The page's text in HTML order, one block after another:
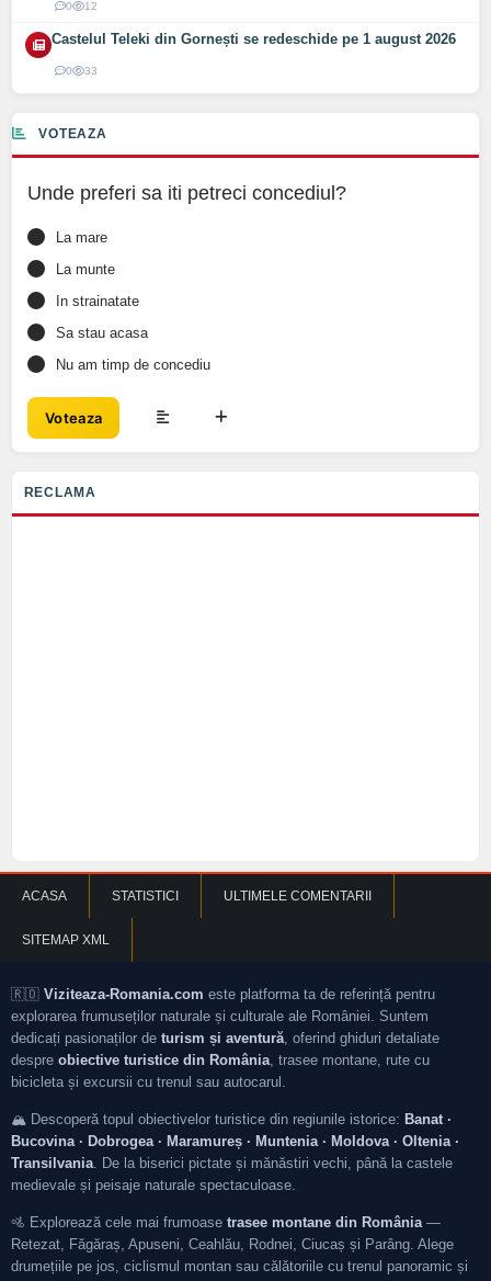
0 12
Castelul Teleki din Gornești se redeschide pe 1 august 2026
0 33
VOTEAZA
Unde preferi sa iti petreci concediul?
La mare
La munte
In strainatate
Sa stau acasa
Nu am timp de concediu
Voteaza
RECLAMA
ACASA STATISTICI ULTIMELE COMENTARII
SITEMAP XML
🇷🇴 Viziteaza-Romania.com este platforma ta de referință pentru
explorarea frumuseților naturale și culturale ale României. Suntem
dedicați pasionaților de turism și aventură , oferind ghiduri detaliate
despre obiective turistice din România , trasee montane, rute cu
bicicleta și excursii cu trenul sau autocarul.
🏔️ Descoperă topul obiectivelor turistice din regiunile istorice: Banat ·
Bucovina · Dobrogea · Maramureș · Muntenia · Moldova · Oltenia ·
Transilvania . De la biserici pictate și mănăstiri vechi, până la castele
medievale și peisaje naturale spectaculoase.
🚵 Explorează cele mai frumoase trasee montane din România —
Retezat, Făgăraș, Apuseni, Ceahlău, Rodnei, Ciucaș și Parâng. Alege
drumețiile pe jos, ciclismul montan sau călătoriile cu trenul panoramic și